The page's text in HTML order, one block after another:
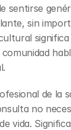
sentirse
sin
de la
no
vida.